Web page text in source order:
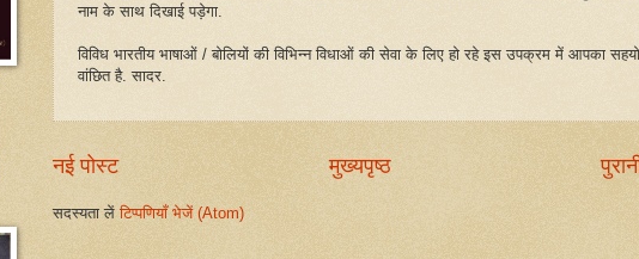
नाम के साथ दिखाई पड़ेगा.
विविध भारतीय भाषाओं / बोलियों की विभिन्न विधाओं की सेवा के लिए हो रहे इस उपक्रम में आपका
वांछित है. सादर.
नई पोस्ट मुख्यपृष्ठ
सदस्यता लें टिप्पणियाँ भेजें (Atom)